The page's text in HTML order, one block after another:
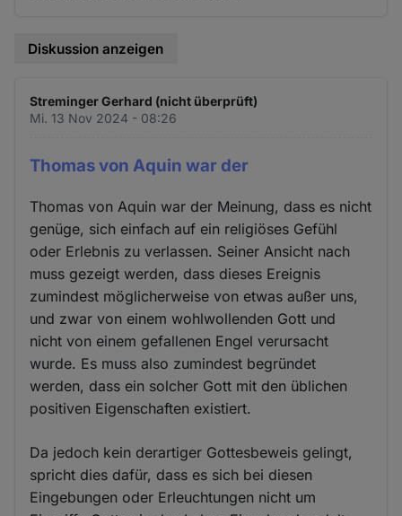
Diskussion anzeigen
Streminger Gerhard (nicht überprüft)
Mi. 13 Nov 2024 - 08:26
Thomas von Aquin war der
Thomas von Aquin war der Meinung, dass es nicht
genüge, sich einfach auf ein religiöses Gefühl
oder Erlebnis zu verlassen. Seiner Ansicht nach
muss gezeigt werden, dass dieses Ereignis
zumindest möglicherweise von etwas außer uns,
und zwar von einem wohlwollenden Gott und
nicht von einem gefallenen Engel verursacht
wurde. Es muss also zumindest begründet
werden, dass ein solcher Gott mit den üblichen
positiven Eigenschaften existiert.
Da jedoch kein derartiger Gottesbeweis gelingt,
spricht dies dafür, dass es sich bei diesen
Eingebungen oder Erleuchtungen nicht um